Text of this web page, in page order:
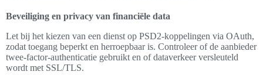
Beveiliging en privacy van financiële data
Let bij het kiezen van een dienst op PSD2-koppelingen via OAuth,
zodat toegang beperkt en herroepbaar is. Controleer of de aanbieder
twee-factor-authenticatie gebruikt en of dataverkeer versleuteld
wordt met SSL/TLS.